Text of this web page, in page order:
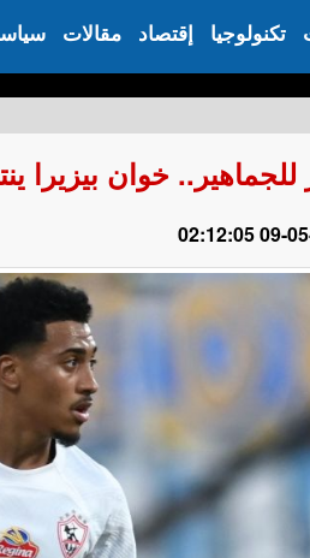
مقالات إقتصاد تكنولوجيا
خوان بيزيرا